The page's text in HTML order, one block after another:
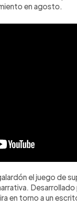
en agosto.
el juego de
en torno a un